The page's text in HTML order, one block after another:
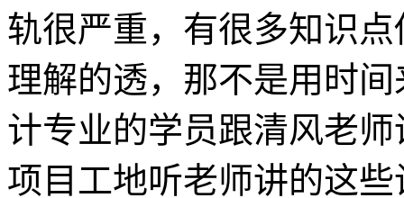
轨很严重，有很多知识
理解的透，那不是用时
计专业的学员跟清风老
项目工地听老师讲的这